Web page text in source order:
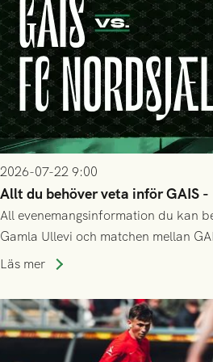
2026-07-22 9:00
Allt du behöver veta inför GAIS
All evenemangsinformation du kan
Gamla Ullevi och matchen mellan
kvalet till Conference League!
Läs mer